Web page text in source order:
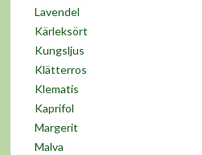
Lavendel
Kärleksört
Kungsljus
Klätterros
Klematis
Kaprifol
Margerit
Malva